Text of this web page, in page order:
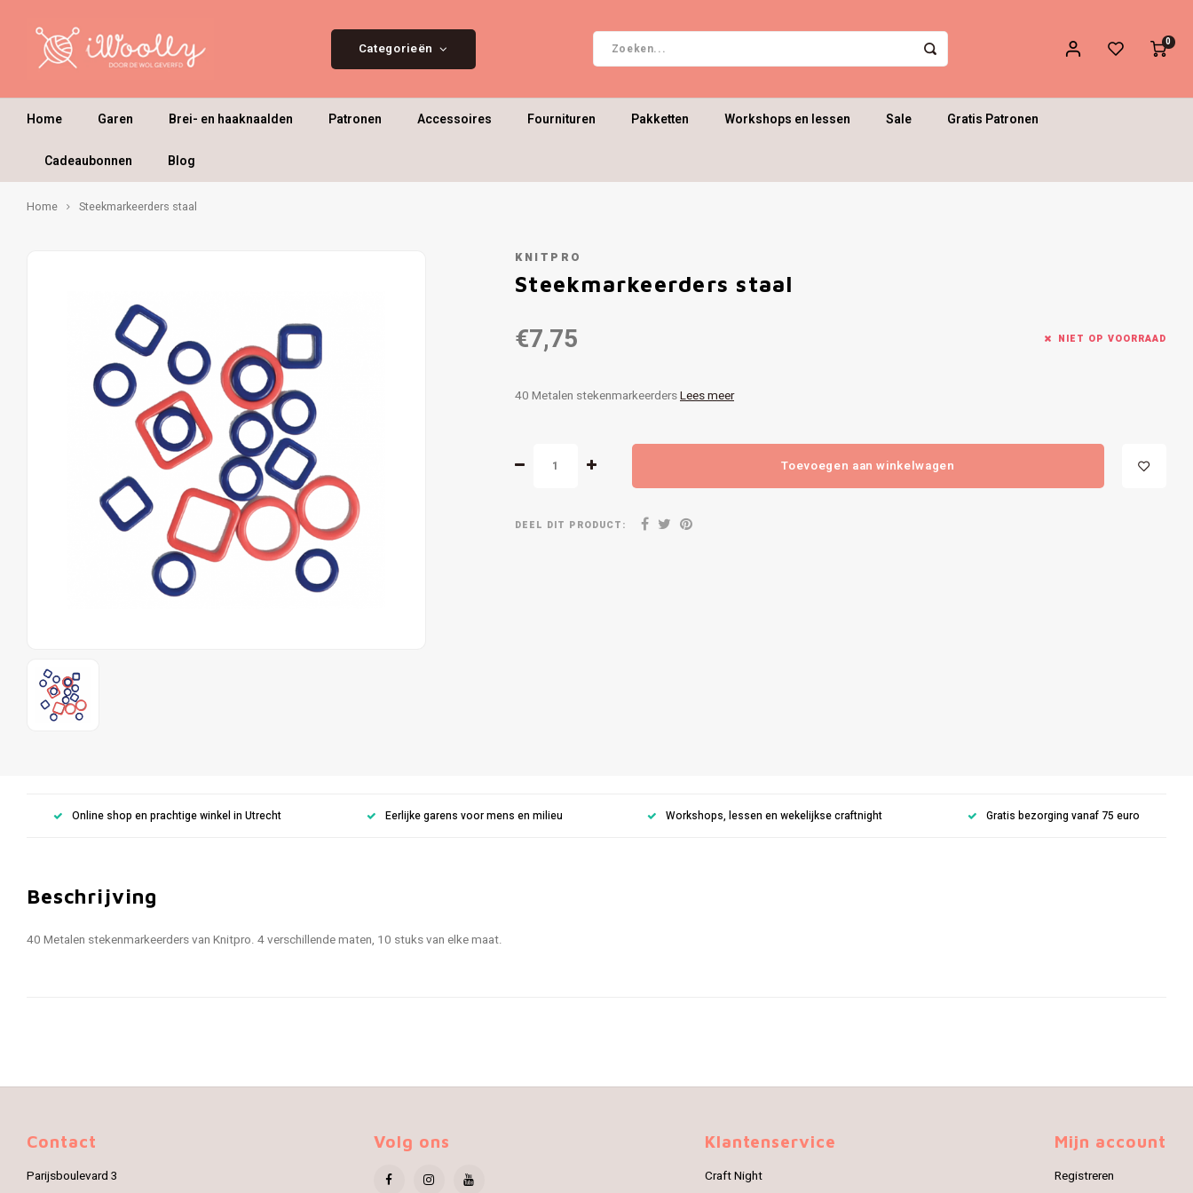
Categorieën 0
Home Garen Brei- en haaknaalden Patronen Accessoires Fournituren Pakketten Workshops en lessen Sale Gratis Patronen
Cadeaubonnen Blog
Home Steekmarkeerders staal
KNITPRO
Steekmarkeerders staal
€7,75 NIET OP VOORRAAD
40 Metalen stekenmarkeerdersLees meer
Toevoegen aan winkelwagen
DEEL DIT PRODUCT:
Online shop en prachtige winkel in Utrecht Eerlijke garens voor mens en milieu Workshops, lessen en wekelijkse craftnight Gratis bezorging vanaf 75 euro
Beschrijving
40 Metalen stekenmarkeerders van Knitpro. 4 verschillende maten, 10 stuks van elke maat.
Contact
Parijsboulevard 3
Volg ons Klantenservice
Craft Night
Mijn account
Registreren